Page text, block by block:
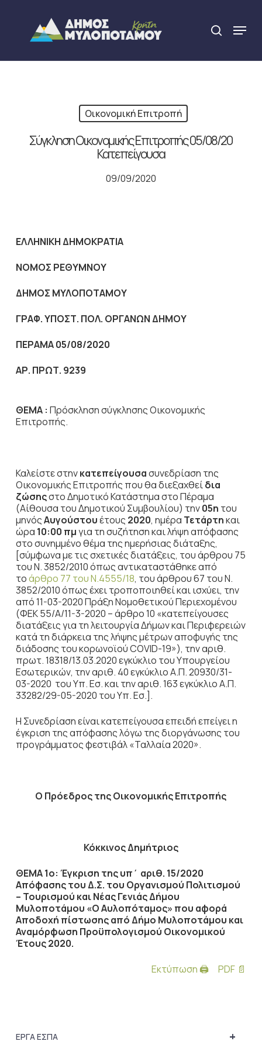
content
search
Menu
Οικονομική Επιτροπή
Σύγκληση Οικονομικής Επιτροπής 05/08/20
Κατεπείγουσα
09/09/2020
ΕΛΛΗΝΙΚΗ ΔΗΜΟΚΡΑΤΙΑ
NOMOΣ ΡΕΘΥΜΝΟΥ
ΔΗΜΟΣ ΜΥΛΟΠΟΤΑΜΟΥ
ΓΡΑΦ. ΥΠΟΣΤ. ΠΟΛ. ΟΡΓΑΝΩΝ ΔΗΜΟΥ
ΠΕΡΑΜΑ 05/08/2020
ΑΡ. ΠΡΩΤ. 9239
ΘΕΜΑ : Πρόσκληση σύγκλησης Οικονομικής
Επιτροπής.
Καλείστε στηνκατεπείγουσασυνεδρίαση της
Οικονομικής Επιτροπής που θα διεξαχθείδια
ζώσηςστο Δημοτικό Κατάστημα στο Πέραμα
(Αίθουσα του Δημοτικού Συμβουλίου) την05η του
μηνόςΑυγούστουέτους 2020, ημέρα Τετάρτηκαι
ώρα 10:00 πμγια τη συζήτησηκαι λήψη απόφασης
στο συνημμένο θέμα της ημερήσιας διάταξης,
[σύμφωνα με τις σχετικές διατάξεις, του άρθρου 75
του Ν. 3852/2010 όπως αντικαταστάθηκε από
τοάρθρο 77 του Ν.4555/18, του άρθρου 67 του Ν.
3852/2010 όπως έχει τροποποιηθεί και ισχύει, την
από 11-03-2020 Πράξη Νομοθετικού Περιεχομένου
(ΦΕΚ 55/Α/11-3-2020 – άρθρο 10 «κατεπείγουσες
διατάξεις για τη λειτουργία Δήμων και Περιφερειών
κατά τη διάρκεια της λήψης μέτρων αποφυγής της
διάδοσης του κορωνοϊού COVID-19»), την αριθ.
πρωτ. 18318/13.03.2020 εγκύκλιο του Υπουργείου
Εσωτερικών, την αριθ. 40 εγκύκλιο Α.Π. 20930/31-
03-2020 του Υπ. Εσ. και την αριθ. 163 εγκύκλιο Α.Π.
33282/29-05-2020 του Υπ. Εσ.].
Η Συνεδρίαση είναι κατεπείγουσα επειδή επείγει η
έγκριση της απόφασης λόγω της διοργάνωσης του
προγράμματος φεστιβάλ «Ταλλαία 2020».
Ο Πρόεδροςτης Οικονομικής Επιτροπής
Κόκκινος Δημήτριος
ΘΕΜΑ 1ο: Έγκριση της υπ΄ αριθ. 15/2020
Απόφασης του Δ.Σ. του Οργανισμού Πολιτισμού
– Τουρισμού και Νέας Γενιάς Δήμου
Μυλοποτάμου «Ο Αυλοπόταμος» που αφορά
Αποδοχή πίστωσης από Δήμο Μυλοποτάμου και
Αναμόρφωση Προϋπολογισμού Οικονομικού
Έτους 2020.
Εκτύπωση 🖨
PDF 📄
+
ΕΡΓΑ ΕΣΠΑ
Close